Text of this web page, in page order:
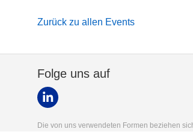
Zurück zu allen Events
Folge uns auf
Die von uns verwendeten Formen beziehen